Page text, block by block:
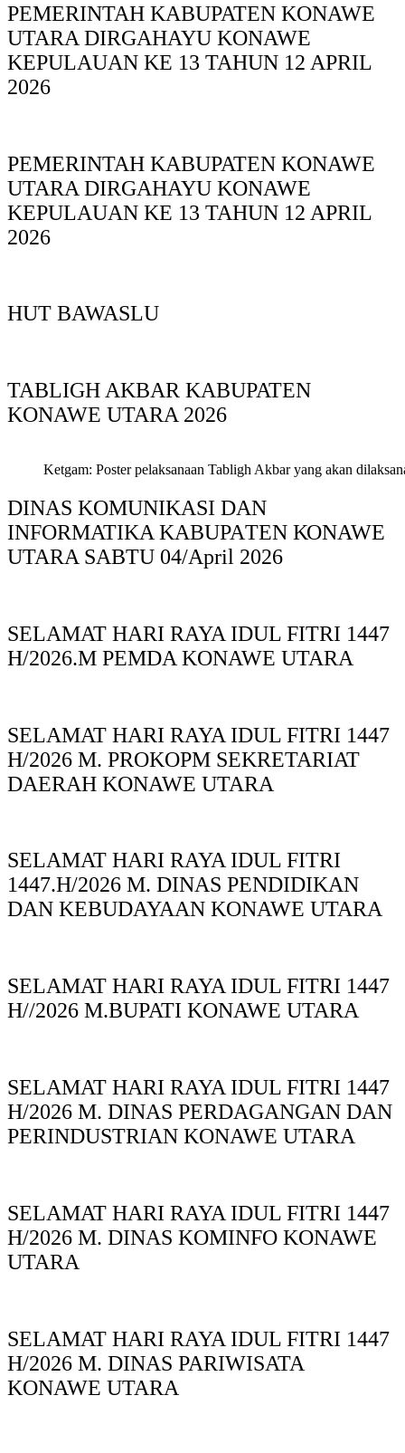
PEMERINTAH KABUPATEN KONAWE
UTARA DIRGAHAYU KONAWE
KEPULAUAN KE 13 TAHUN 12 APRIL
2026
PEMERINTAH KABUPATEN KONAWE
UTARA DIRGAHAYU KONAWE
KEPULAUAN KE 13 TAHUN 12 APRIL
2026
HUT BAWASLU
TABLIGH AKBAR KABUPATEN
KONAWE UTARA 2026
Ketgam: Poster pelaksanaan Tabligh Akbar yang akan
DINAS KOMUNIKASI DAN
INFORMATIKA KABUPAΤΕΝ ΚΟNAWE
UTARA SABTU 04/April 2026
SELAMAT HARI RAYA IDUL FITRI 1447
H/2026.M PEMDA KONAWE UTARA
SELAMAT HARI RAYA IDUL FITRI 1447
H/2026 M. PROKOPM SEKRETARIAT
DAERAH KONAWE UTARA
SELAMAT HARI RAYA IDUL FITRI
1447.H/2026 M. DINAS PENDIDIKAN
DAN KEBUDAYAAN KONAWE UTARA
SELAMAT HARI RAYA IDUL FITRI 1447
H//2026 M.BUPATI KONAWE UTARA
SELAMAT HARI RAYA IDUL FITRI 1447
H/2026 M. DINAS PERDAGANGAN DAN
PERINDUSTRIAN KONAWE UTARA
SELAMAT HARI RAYA IDUL FITRI 1447
H/2026 M. DINAS KOMINFO KONAWE
UTARA
SELAMAT HARI RAYA IDUL FITRI 1447
H/2026 M. DINAS PARIWISATA
KONAWE UTARA